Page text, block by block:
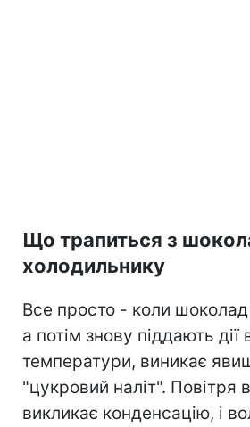
Що трапиться з
холодильнику
Все просто - коли
а потім знову піддають дії
температури, виникає
"цукровий наліт". Повітря
викликає конденсацію, і